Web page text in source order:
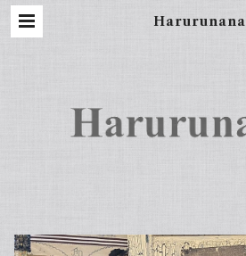
Harurunana